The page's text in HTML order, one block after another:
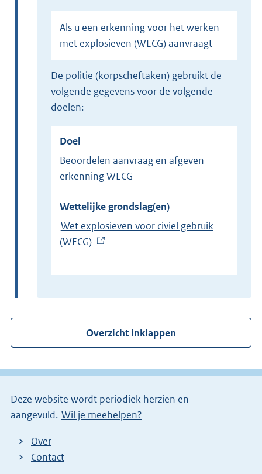
Als u een erkenning voor het werken
met explosieven (WECG) aanvraagt
de politie (korpscheftaken) gebruikt de
volgende gegevens voor de volgende
doelen:
Doel
Beoordelen aanvraag en afgeven
erkenning WECG
Wettelijke grondslag(en)
Wet explosieven voor civiel gebruik
(WECG)(
x
r
n
l
n
k
Overzicht inklappen
Deze website wordt periodiek herzien en
aangevuld. Wil je meehelpen?
Over
Contact